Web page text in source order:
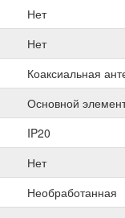
Нет
Нет
Коаксиальная
Основной
IP20
Нет
Необработанная